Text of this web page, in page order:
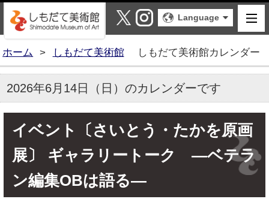
しもだて美術館
X Instagram
Language
ホーム > しもだて美術館 しもだて美術館カレンダー
2026年6月14日（日）のカレンダーです
イベント〔さいとう・たかを原画
展〕 ギャラリートーク ―ベテラ
ン編集OBは語る―